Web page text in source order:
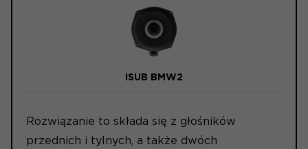
ISUB BMW2
Rozwiązanie to składa się z głośników
przednich i tylnych, a także dwóch